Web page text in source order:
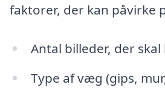
faktorer, der kan påvirke
Antal billeder, der
Type af væg (gips,